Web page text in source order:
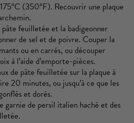
(350°F). Recouvrir une plaque
feuilletée et la badigeonner
de sel et de poivre. Couper la
ou en carrés, ou découper
à l’aide d’emporte-pièces.
de pâte feuilletée sur la plaque à
20 minutes, ou jusqu’à ce que les
et dorés.
garnie de persil italien haché et des